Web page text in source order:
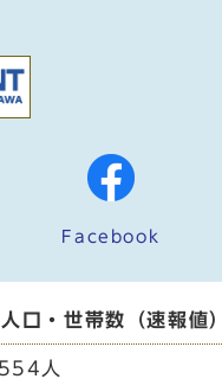
Facebook
人口・世帯数（速報値）
人